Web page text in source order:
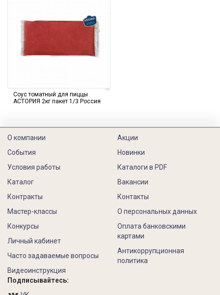
Соус томатный для пиццы
АСТОРИЯ 2кг пакет 1/3 Россия
О компании
События
Условия работы
Каталог
Контракты
Акции
Новинки
Каталоги в PDF
Вакансии
Контакты
Мастер-классы
Конкурсы
Личный кабинет
Часто задаваемые вопросы
Видеоинструкция
О персональных данных
Оплата банковскими
картами
Антикоррупционная
политика
Подписывайтесь: